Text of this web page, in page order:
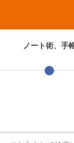
ノート術、手